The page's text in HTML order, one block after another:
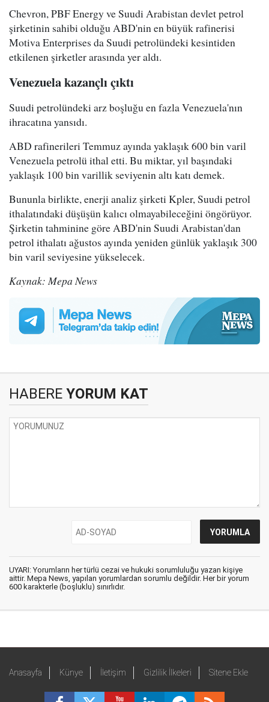
Chevron, PBF Energy ve Suudi Arabistan devlet petrol
şirketinin sahibi olduğu ABD'nin en büyük rafinerisi
Motiva Enterprises da Suudi petrolündeki kesintiden
etkilenen şirketler arasında yer aldı.
Venezuela kazançlı çıktı
Suudi petrolündeki arz boşluğu en fazla Venezuela'nın
ihracatına yansıdı.
ABD rafinerileri Temmuz ayında yaklaşık 600 bin varil
Venezuela petrolü ithal etti. Bu miktar, yıl başındaki
yaklaşık 100 bin varillik seviyenin altı katı demek.
Bununla birlikte, enerji analiz şirketi Kpler, Suudi petrol
ithalatındaki düşüşün kalıcı olmayabileceğini öngörüyor.
Şirketin tahminine göre ABD'nin Suudi Arabistan'dan
petrol ithalatı ağustos ayında yeniden günlük yaklaşık 300
bin varil seviyesine yükselecek.
Kaynak: Mepa News
HABERE YORUM KAT
UYARI: Yorumların her türlü cezai ve hukuki sorumluluğu yazan kişiye
aittir. Mepa News, yapılan yorumlardan sorumlu değildir. Her bir yorum
600 karakterle (boşluklu) sınırlıdır.
Anasayfa Künye İletişim Gizlilik İlkeleri Sitene Ekle